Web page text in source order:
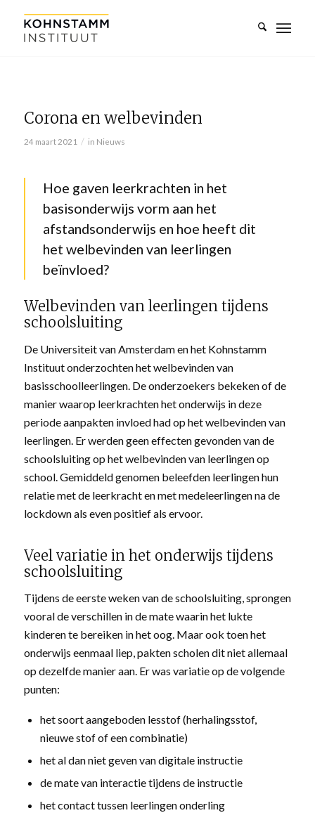
Corona en welbevinden
24 maart 2021 / in Nieuws
Hoe gaven leerkrachten in het
basisonderwijs vorm aan het
afstandsonderwijs en hoe heeft dit
het welbevinden van leerlingen
beïnvloed?
Welbevinden van leerlingen tijdens
schoolsluiting
De Universiteit van Amsterdam en het Kohnstamm
Instituut onderzochten het welbevinden van
basisschoolleerlingen. De onderzoekers bekeken of de
manier waarop leerkrachten het onderwijs in deze
periode aanpakten invloed had op het welbevinden van
leerlingen. Er werden geen effecten gevonden van de
schoolsluiting op het welbevinden van leerlingen op
school. Gemiddeld genomen beleefden leerlingen hun
relatie met de leerkracht en met medeleerlingen na de
lockdown als even positief als ervoor.
Veel variatie in het onderwijs tijdens
schoolsluiting
Tijdens de eerste weken van de schoolsluiting, sprongen
vooral de verschillen in de mate waarin het lukte
kinderen te bereiken in het oog. Maar ook toen het
onderwijs eenmaal liep, pakten scholen dit niet allemaal
op dezelfde manier aan. Er was variatie op de volgende
punten:
het soort aangeboden lesstof (herhalingsstof,
nieuwe stof of een combinatie)
het al dan niet geven van digitale instructie
de mate van interactie tijdens de instructie
het contact tussen leerlingen onderling